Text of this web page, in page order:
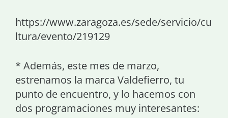
https://www.zaragoza.es/sede/servicio/cu
ltura/evento/219129
* Además, este mes de marzo,
estrenamos la marca Valdefierro, tu
punto de encuentro, y lo hacemos con
dos programaciones muy interesantes: